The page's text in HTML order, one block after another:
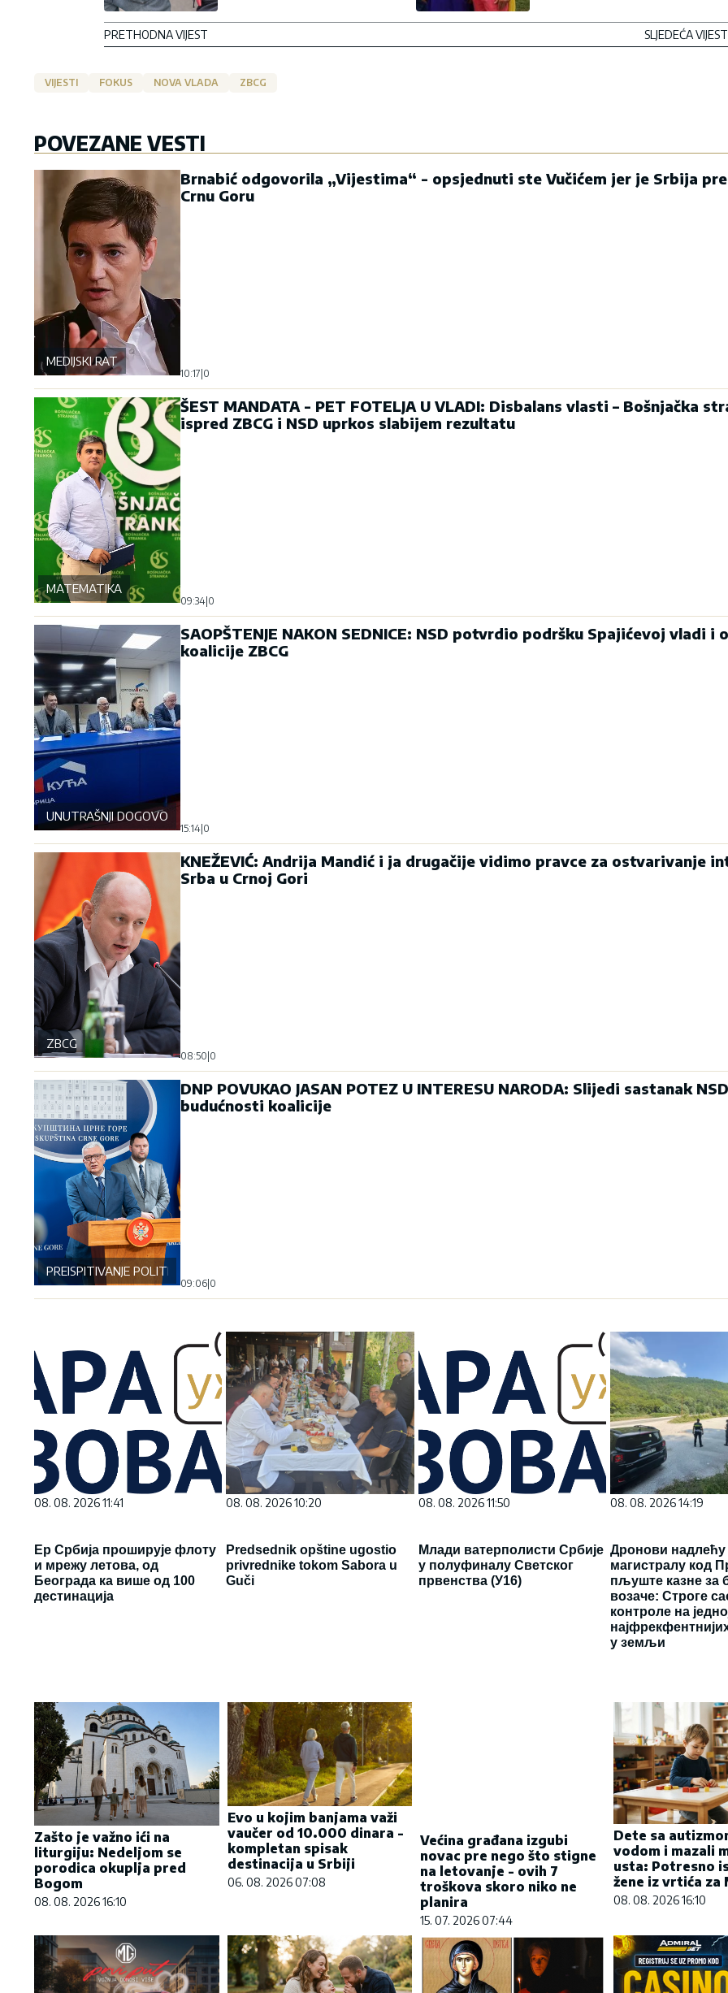
PRETHODNA VIJEST SLJEDEĆA VIJEST
VIJESTI FOKUS NOVA VLADA ZBCG
POVEZANE VESTI
MEDIJSKI RAT
Brnabić odgovorila „Vijestima“ - opsjednuti ste Vučićem jer je Srbija
Crnu Goru
10:17 0
MATEMATIKA
ŠEST MANDATA - PET FOTELJA U VLADI: Disbalans vlasti – Bošnjačka
ispred ZBCG i NSD uprkos slabijem rezultatu
09:34 0
UNUTRAŠNJI DOGOVOR
SAOPŠTENJE NAKON SEDNICE: NSD potvrdio podršku Spajićevoj vladi i
koalicije ZBCG
15:14 0
ZBCG
KNEŽEVIĆ: Andrija Mandić i ja drugačije vidimo pravce za ostvarivanje
Srba u Crnoj Gori
08:50 0
PREISPITIVANJE POLITIKE
DNP POVUKAO JASAN POTEZ U INTERESU NARODA: Slijedi sastanak
budućnosti koalicije
09:06 0
08. 08. 2026 11:41
Ер Србија проширује флоту
и мрежу летова, од
Београда ка више од 100
дестинација
08. 08. 2026 10:20
Predsednik opštine ugostio
privrednike tokom Sabora u
Guči
08. 08. 2026 11:50
Млади ватерполисти Србије
у полуфиналу Светског
првенства (У16)
08. 08. 2026 14:19
Дронови надлећу
магистралу код
пљуште казне за
возаче: Строге
контроле на
у земљи
Zašto je važno ići na
liturgiju: Nedeljom se
porodica okuplja pred
Bogom
08. 08. 2026 16:10
Evo u kojim banjama važi
vaučer od 10.000 dinara -
kompletan spisak
destinacija u Srbiji
06. 08. 2026 07:08
novac pre nego što stigne
na letovanje - ovih 7
troškova skoro niko ne
planira
15. 07. 2026 07:44
Dete sa
vodom i mazali
usta: Potresno
žene iz vrtića za
08. 08. 2026 16:10